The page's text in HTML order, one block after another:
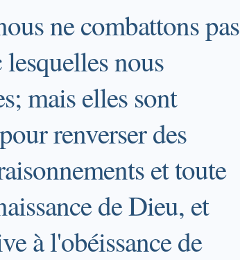
ne combattons pas
nous
mais elles sont
renverser des
et toute
de Dieu, et
à l'obéissance de